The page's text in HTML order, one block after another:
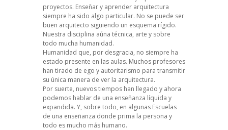
proyectos. Enseñar y aprender arquitectura
siempre ha sido algo particular. No se puede ser
buen arquitecto siguiendo un esquema rígido.
Nuestra disciplina aúna técnica, arte y sobre
todo mucha humanidad.
Humanidad que, por desgracia, no siempre ha
estado presente en las aulas. Muchos profesores
han tirado de ego y autoritarismo para transmitir
su única manera de ver la arquitectura.
Por suerte, nuevos tiempos han llegado y ahora
podemos hablar de una enseñanza líquida y
expandida. Y, sobre todo, en algunas Escuelas
de una enseñanza donde prima la persona y
todo es mucho más humano.